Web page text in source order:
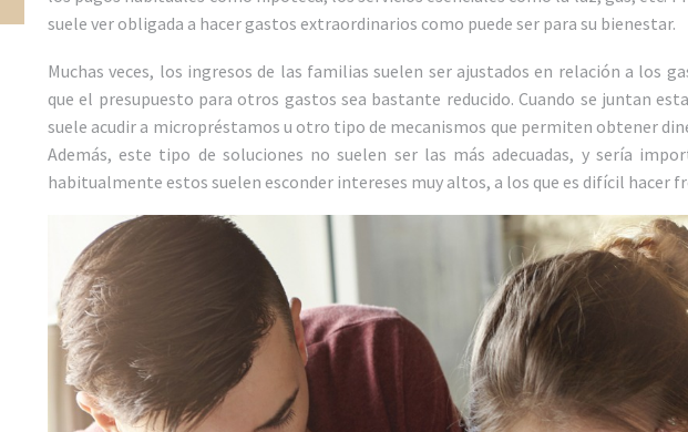
suele ver obligada a hacer gastos extraordinarios como puede ser para su bienestar.
Muchas veces, los ingresos de las familias suelen ser ajustados en relación a los
que el presupuesto para otros gastos sea bastante reducido. Cuando se juntan
suele acudir a micropréstamos u otro tipo de mecanismos que permiten obtener
Además, este tipo de soluciones no suelen ser las más adecuadas, y sería
habitualmente estos suelen esconder intereses muy altos, a los que es difícil hacer